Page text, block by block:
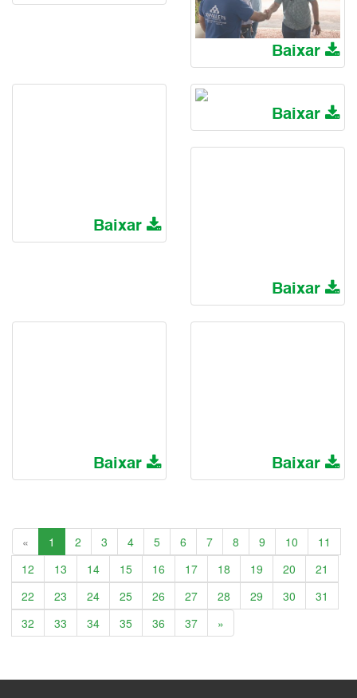
Baixar
Baixar
Baixar
Baixar Baixar
« Anterior
1 2 3 4 5 6 7 8 9 10
11
12
13 14 15 16 17 18 19 20
21
22
23 24 25 26 27 28 29 30
31
32
33 34 35 36 37 »